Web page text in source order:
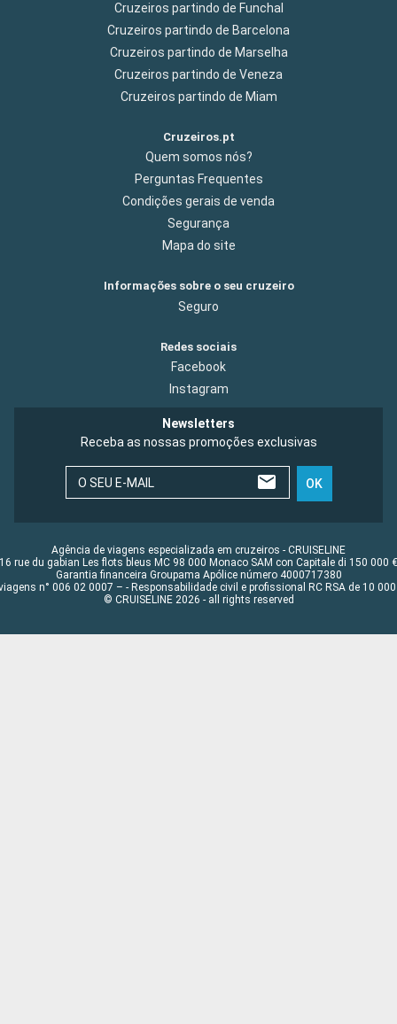
Cruzeiros partindo de Funchal
Cruzeiros partindo de Barcelona
Cruzeiros partindo de Marselha
Cruzeiros partindo de Veneza
Cruzeiros partindo de Miam
Cruzeiros.pt
Quem somos nós?
Perguntas Frequentes
Condições gerais de venda
Segurança
Mapa do site
Informações sobre o seu cruzeiro
Seguro
Redes sociais
Facebook
Instagram
Newsletters
Receba as nossas promoções exclusivas
O SEU E-MAIL OK
Agência de viagens especializada em cruzeiros - CRUISELINE
16 rue du gabian Les flots bleus MC 98 000 Monaco SAM con Capitale di 150 000 €
Garantia financeira Groupama Apólice número 4000717380
n° 006 02 0007 – - Responsabilidade civil e profissional RC RSA de 10 000
© CRUISELINE 2026 - all rights reserved